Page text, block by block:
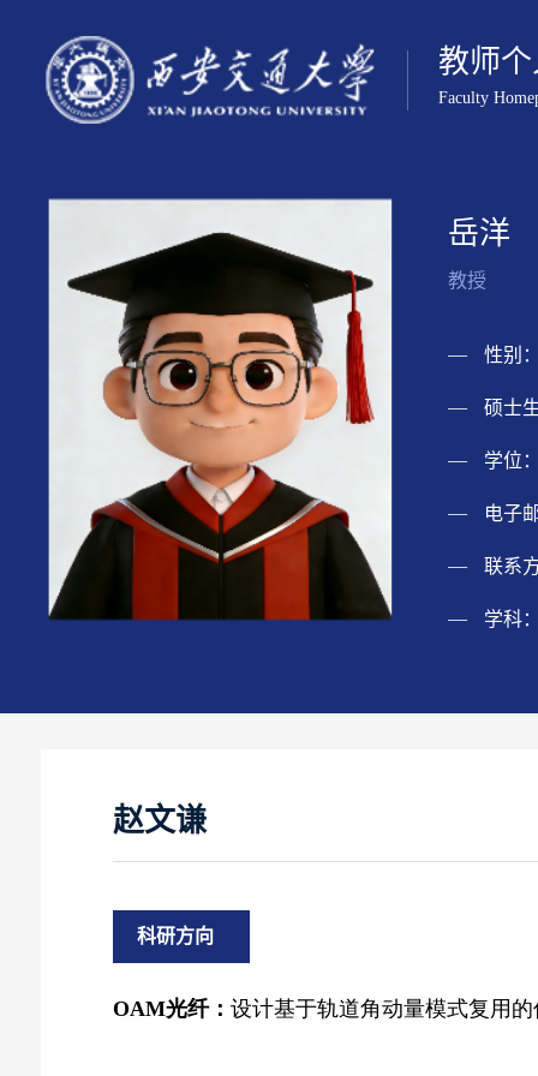
教师
Faculty
岳洋
教授
性别
硕士
学位
电子
联系
学科
赵文谦
科研方向